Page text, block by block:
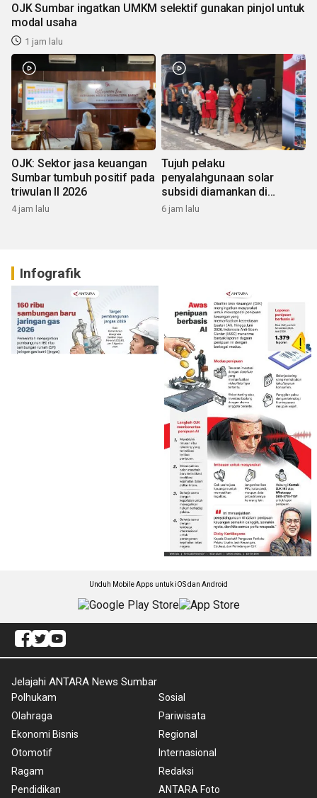
OJK Sumbar ingatkan UMKM selektif gunakan pinjol untuk
modal usaha
1 jam lalu
OJK: Sektor jasa keuangan
Sumbar tumbuh positif pada
triwulan II 2026
4 jam lalu
Tujuh pelaku
penyalahgunaan solar
subsidi diamankan di
Sumbar
6 jam lalu
Infografik
Unduh Mobile Apps untuk iOS dan Android
Jelajahi ANTARA News Sumbar
Polhukam
Olahraga
Ekonomi Bisnis
Otomotif
Ragam
Pendidikan
Sosial
Pariwisata
Regional
Internasional
Redaksi
ANTARA Foto